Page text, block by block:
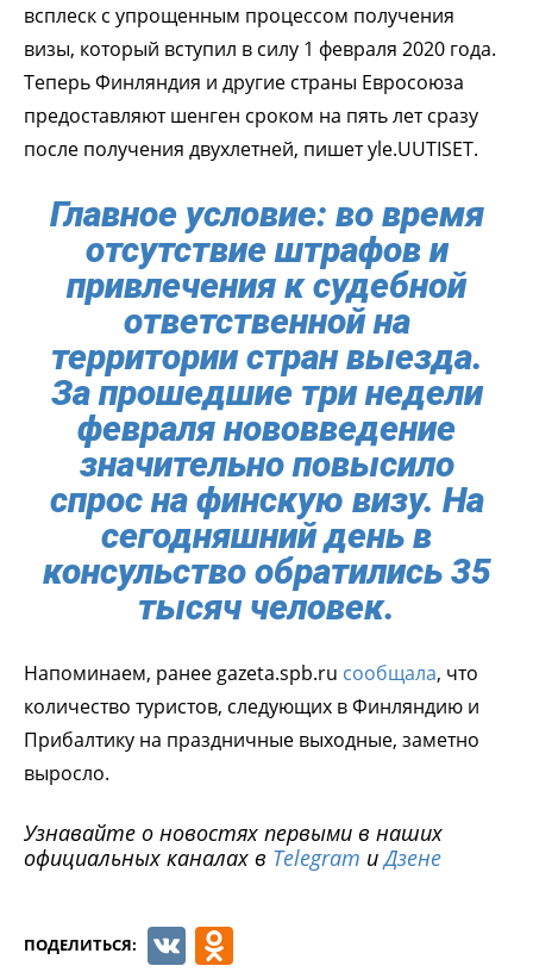
всплеск с упрощенным процессом получения
визы, который вступил в силу 1 февраля 2020 года.
Теперь Финляндия и другие страны Евросоюза
предоставляют шенген сроком на пять лет сразу
после получения двухлетней, пишет yle.UUTISET.
Главное условие: во время
отсутствие штрафов и
привлечения к судебной
ответственной на
территории стран выезда.
За прошедшие три недели
февраля нововведение
значительно повысило
спрос на финскую визу. На
сегодняшний день в
консульство обратились 35
тысяч человек.
Напоминаем, ранее gazeta.spb.ru сообщала, что
количество туристов, следующих в Финляндию и
Прибалтику на праздничные выходные, заметно
выросло.
Узнавайте о новостях первыми в наших
официальных каналах в Telegram иДзене
ПОДЕЛИТЬСЯ: VK